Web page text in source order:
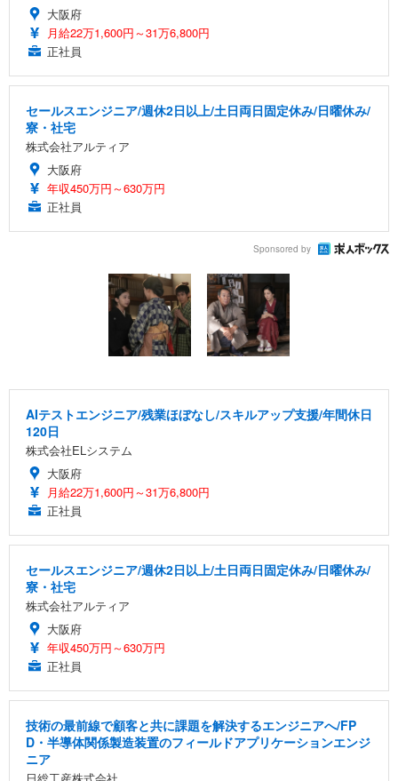
大阪府
月給22万1,600円～31万6,800円
正社員
セールスエンジニア/週休2日以上/土日両日固定休み/日曜休み/
寮・社宅
株式会社アルティア
大阪府
年収450万円～630万円
正社員
Sponsored by
AIテストエンジニア/残業ほぼなし/スキルアップ支援/年間休日
120日
株式会社ELシステム
大阪府
月給22万1,600円～31万6,800円
正社員
セールスエンジニア/週休2日以上/土日両日固定休み/日曜休み/
寮・社宅
株式会社アルティア
大阪府
年収450万円～630万円
正社員
技術の最前線で顧客と共に課題を解決するエンジニアへ/FP
D・半導体関係製造装置のフィールドアプリケーションエンジ
ニア